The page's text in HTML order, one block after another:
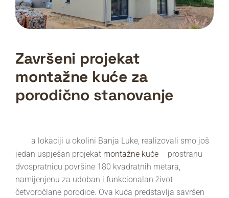
Završeni projekat
montažne kuće za
porodično stanovanje
a lokaciji u okolini Banja Luke, realizovali smo još
jedan uspješan projekat montažne kuće – prostranu
dvospratnicu površine 180 kvadratnih metara,
namijenjenu za udoban i funkcionalan život
četvoročlane porodice. Ova kuća predstavlja savršen